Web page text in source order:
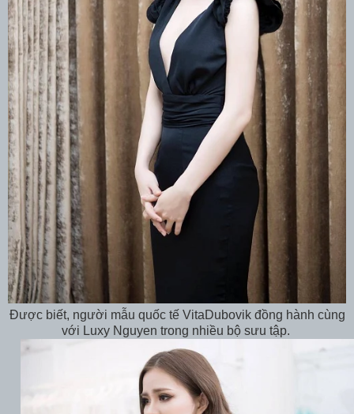
Được biết, người mẫu quốc tế VitaDubovik đồng hành cùng
với Luxy Nguyen trong nhiều bộ sưu tập.